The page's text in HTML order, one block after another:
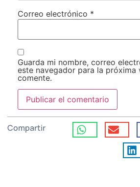
Correo electrónico *
Guarda mi nombre, correo
este navegador para la próxima
comente.
Compartir